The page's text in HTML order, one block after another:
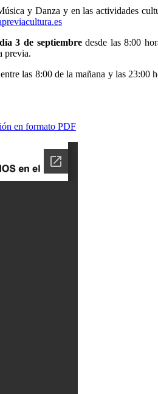
y Danza y en las actividades
3 de septiembredesde las 8:00
previa.
las 8:00 de la mañana y las 23:00
en formato PDF